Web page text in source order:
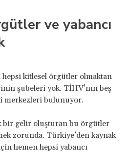
ve yabancı
kitlesel örgütler olmaktan
şubeleri yok. TİHV’nın beş
merkezleri bulunuyor.
bir gelir oluşturan bu örgütler
zorunda. Türkiye’den kaynak
hemen hepsi yabancı